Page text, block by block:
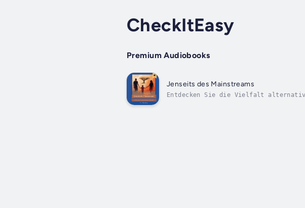
CheckItEasy
Premium Audiobooks
Jenseits des Mainstreams
Entdecken Sie die Vielfalt